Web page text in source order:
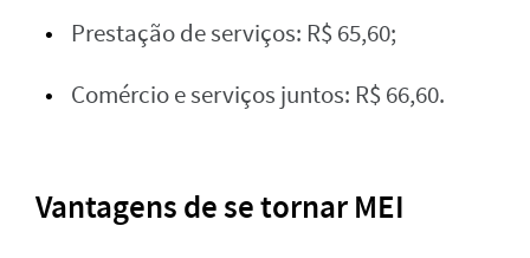
Prestação de serviços: R$ 65,60;
Comércio e serviços juntos: R$ 66,60.
Vantagens de se tornar MEI